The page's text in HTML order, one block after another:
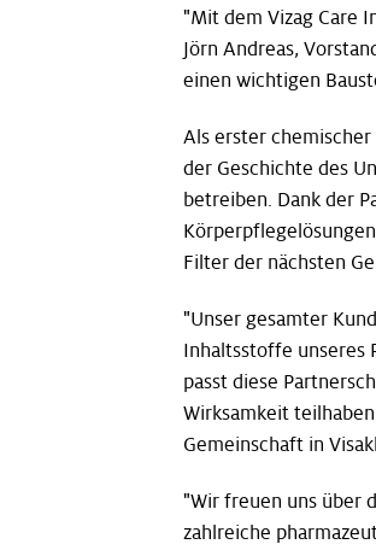
"Mit dem Vizag Care
Jörn Andreas,
einen wichtigen
Als erster
der Geschichte des
betreiben. Dank der
Filter der nächsten
"Unser gesamter
Inhaltsstoffe unseres
passt diese
Wirksamkeit
Gemeinschaft in
"Wir freuen uns über
zahlreiche